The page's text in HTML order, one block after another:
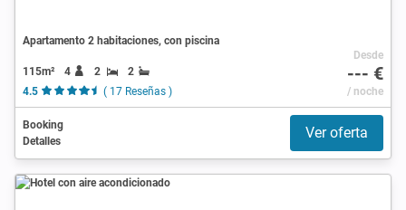
Apartamento 2 habitaciones, con piscina
115m² 4 2
2
4.5
( 17 Reseñas )
Desde
--- €
/ noche
Booking
Detalles
Ver oferta